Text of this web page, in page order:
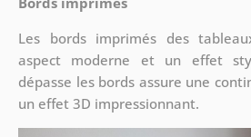
Les bords imprimés des
aspect moderne et un effet
dépasse les bords assure une
un effet 3D impressionnant.